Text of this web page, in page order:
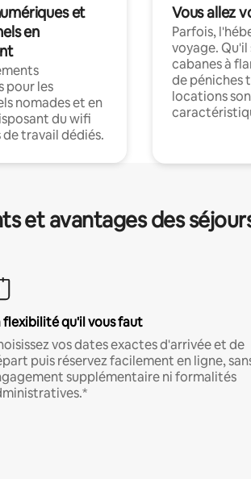
et
en
pour les
nomades et en
du wifi
travail dédiés.
Vous allez
Parfois,
voyage. Qu'il
cabanes à
de péniches
locations
et avantages des
flexibilité qu'il vous faut
vos dates exactes d'arrivée et de
puis réservez facilement en ligne,
supplémentaire ni formalités